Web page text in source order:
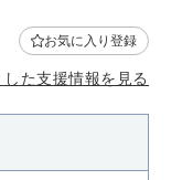
お気に入り登録
た支援情報を見る